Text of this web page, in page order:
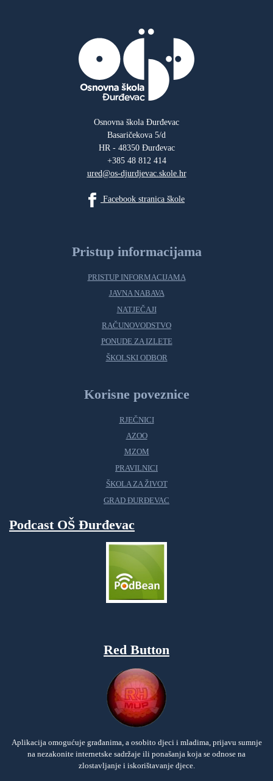
Osnovna škola Đurđevac
Basaričekova 5/d
HR - 48350 Đurđevac
+385 48 812 414
ured@os-djurdjevac.skole.hr
Facebook stranica škole
Pristup informacijama
PRISTUP INFORMACIJAMA
JAVNA NABAVA
NATJEČAJI
RAČUNOVODSTVO
PONUDE ZA IZLETE
ŠKOLSKI ODBOR
Korisne poveznice
RJEČNICI
AZOO
MZOM
PRAVILNICI
ŠKOLA ZA ŽIVOT
GRAD ĐURĐEVAC
Podcast OŠ Đurđevac
Red Button
Aplikacija omogućuje građanima, a osobito djeci i mladima, prijavu sumnje
na nezakonite internetske sadržaje ili ponašanja koja se odnose na
zlostavljanje i iskorištavanje djece.